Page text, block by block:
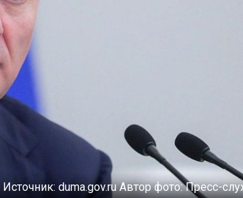
Источник: duma.gov.ruАвтор фото:Пресс-